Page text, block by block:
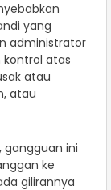
yang
administrator
atas
atau
atau
gangguan ini
ke
gilirannya